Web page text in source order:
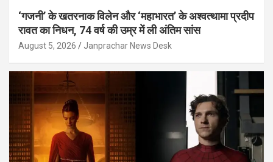
‘गजनी’ के खतरनाक विलेन और ‘महाभारत’ के अश्वत्थामा प्रदीप
रावत का निधन, 74 वर्ष की उम्र में ली अंतिम सांस
August 5, 2026 Janprachar News Desk